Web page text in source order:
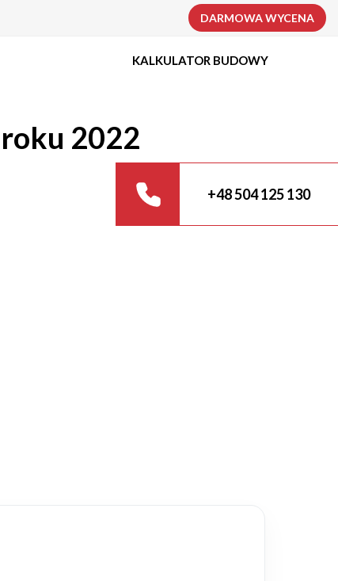
DARMOWA WYCENA
KALKULATOR BUDOWY
2022
+48 504 125 130